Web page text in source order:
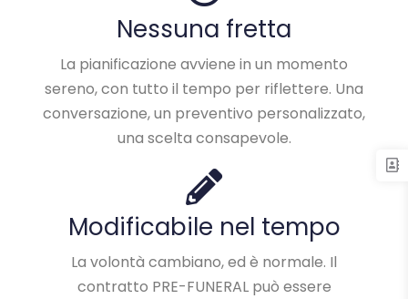
Nessuna fretta
La pianificazione avviene in un momento
sereno, con tutto il tempo per riflettere. Una
conversazione, un preventivo personalizzato,
una scelta consapevole.
Modificabile nel tempo
La volontà cambiano, ed è normale. Il
contratto PRE-FUNERAL può essere